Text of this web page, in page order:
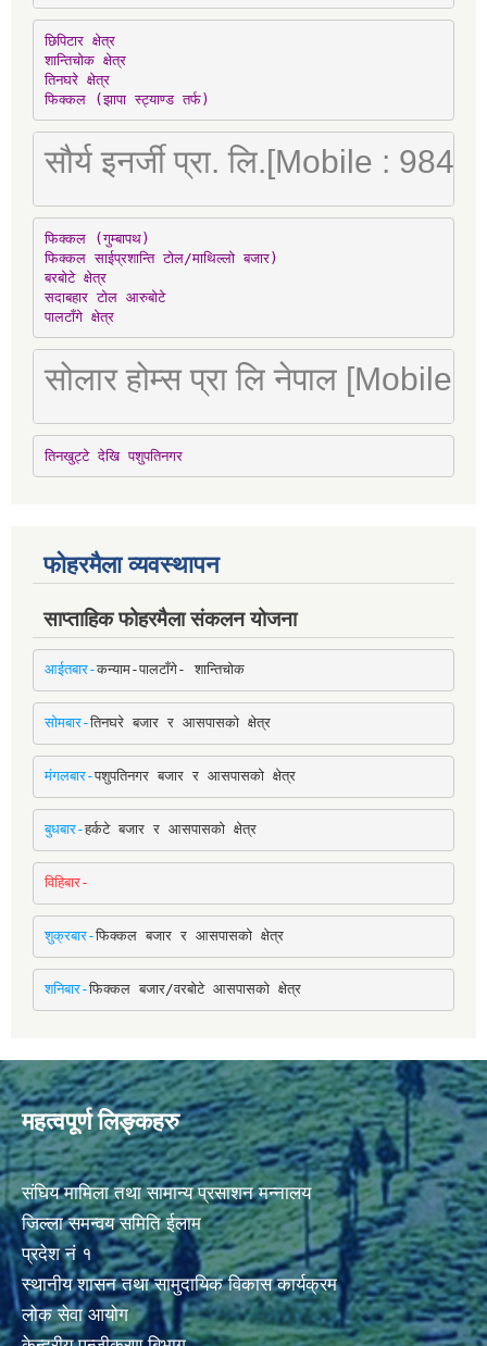
छिपिटार क्षेत्र
शान्तिचोक क्षेत्र
तिनघरे क्षेत्र
फिक्कल (झापा स्ट्याण्ड तर्फ)
सौर्य इनर्जी प्रा. लि.[Mobile :
फिक्कल (गुम्बापथ)
फिक्कल साईप्रशान्ति टोल/माथिल्लो बजार)
बरबोटे क्षेत्र
सदाबहार टोल आरुबोटे
पालटाँगे क्षेत्र
सोलार होम्स प्रा लि नेपाल [Mobile
तिनखुट्टे देखि पशुपतिनगर
फोहरमैला व्यवस्थापन
साप्ताहिक फोहरमैला संकलन योजना
आईतबार-कन्याम-पालटाँगे- शान्तिचोक
सोमबार-तिनघरे बजार र आसपासको क्षेत्र
मंगलबार-पशुपतिनगर बजार र आसपासको क्षेत्र
बुधबार-हर्कटे बजार र आसपासको क्षेत्र
विहिबार-
शुक्रबार-फिक्कल बजार र आसपासको क्षेत्र
शनिबार-फिक्कल बजार/वरबोटे आसपासको क्षेत्र
महत्वपूर्ण लिङ्कहरु
संघिय मामिला तथा सामान्य प्रसाशन मन्नालय
जिल्ला समन्वय समिति ईलाम
प्रदेश नं १
स्थानीय शासन तथा सामुदायिक विकास कार्यक्रम
लोक सेवा आयोग